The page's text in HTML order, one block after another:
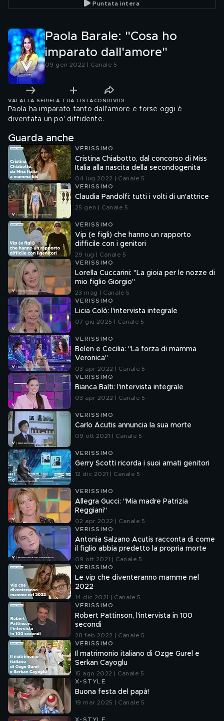
Puntata intera
Paola Barale: "Cosa ho
imparato dall'amore"
09 gen 2022 | Canale 5
VAI ALLA SERIE LA TUA LISTA CONDIVIDI
Paola ha imparato tanto dall'amore e forse oggi è
diventata un po' diffidente.
Guarda anche
VERISSIMO
Cristina Chiabotto, dal concorso di Miss
Italia alla nascita della secondogenita
04 lug 2022 | Canale 5
VERISSIMO
Claudia Pandolfi: tutti i volti di un'attrice
25 gen | Canale 5
VERISSIMO
Vip (e figli) che hanno un rapporto
difficile con i genitori
29 lug | Canale 5
VERISSIMO
Lorella Cuccarini: "La gioia per le nozze di
mio figlio Giorgio"
23 mag | Canale 5
VERISSIMO
Licia Colò: l'intervista integrale
07 giu 2025 | Canale 5
VERISSIMO
Belen e Cecilia: "La forza di mamma
Veronica"
03 apr 2022 | Canale 5
VERISSIMO
Bianca Balti: l'intervista integrale
03 apr 2022 | Canale 5
VERISSIMO
Carlo Acutis annuncia la sua morte
09 ott 2021 | Canale 5
VERISSIMO
Gerry Scotti ricorda i suoi amati genitori
12 dic 2021 | Canale 5
VERISSIMO
Allegra Gucci: "Mia madre Patrizia
Reggiani"
02 apr 2022 | Canale 5
VERISSIMO
Antonia Salzano Acutis racconta di come
il figlio abbia predetto la propria morte
09 ott 2021 | Canale 5
VERISSIMO
Le vip che diventeranno mamme nel
2022
14 dic 2021 | Canale 5
VERISSIMO
Robert Pattinson, l'intervista in 100
secondi
28 feb 2022 | Canale 5
VERISSIMO
Il matrimonio italiano di Ozge Gurel e
Serkan Cayoglu
15 ago 2022 | Canale 5
X-STYLE
Buona festa del papà!
19 mar 2025 | Canale 5
X-STYLE